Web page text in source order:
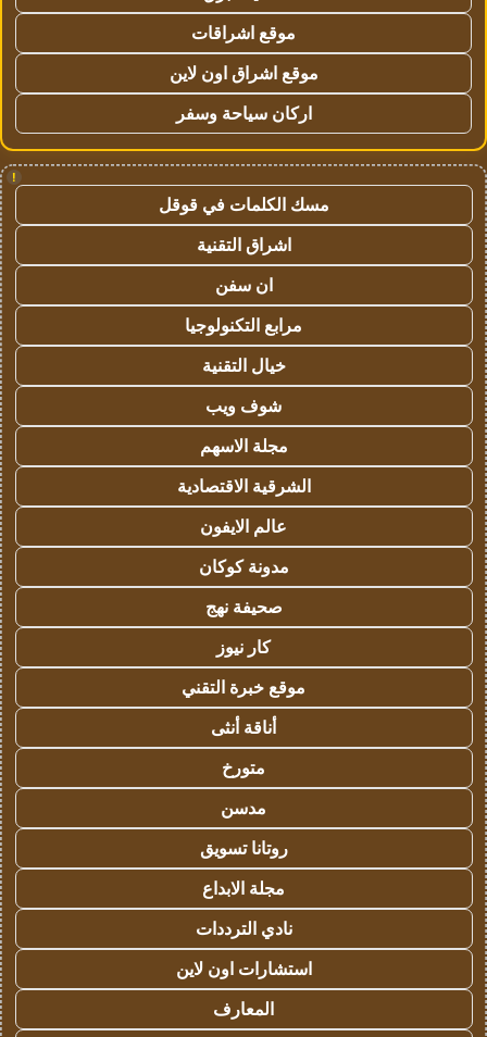
موقع اشراقات
موقع اشراق اون لاين
اركان سياحة وسفر
!
مسك الكلمات في قوقل
اشراق التقنية
ان سفن
مرابع التكنولوجيا
خيال التقنية
شوف ويب
مجلة الاسهم
الشرقية الاقتصادية
عالم الايفون
مدونة كوكان
صحيفة نهج
كار نيوز
موقع خبرة التقني
أناقة أنثى
متورخ
مدسن
روتانا تسويق
مجلة الابداع
نادي الترددات
استشارات اون لاين
المعارف